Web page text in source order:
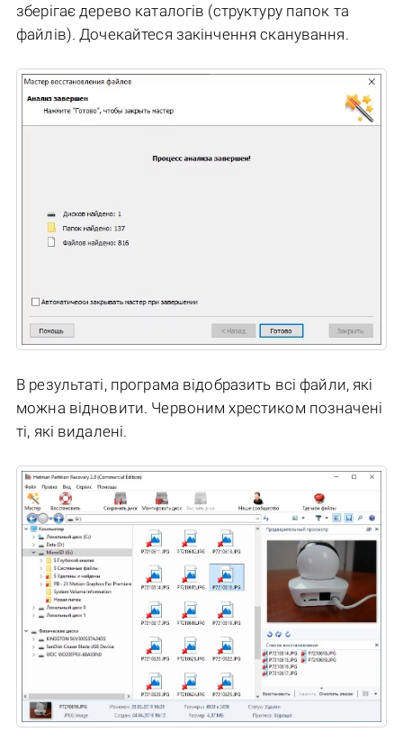
зберігає дерево каталогів (структуру папок та
файлів). Дочекайтеся закінчення сканування.
В результаті, програма відобразить всі файли, які
можна відновити. Червоним хрестиком позначені
ті, які видалені.